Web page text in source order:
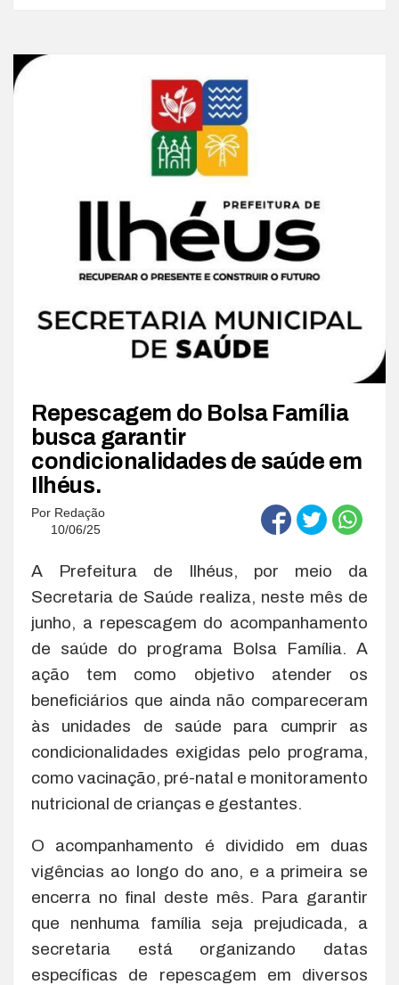
Repescagem do Bolsa Família
busca garantir
condicionalidades de saúde em
Ilhéus.
Por Redação
10/06/25
A Prefeitura de Ilhéus, por meio da
Secretaria de Saúde realiza, neste mês de
junho, a repescagem do acompanhamento
de saúde do programa Bolsa Família. A
ação tem como objetivo atender os
beneficiários que ainda não compareceram
às unidades de saúde para cumprir as
condicionalidades exigidas pelo programa,
como vacinação, pré-natal e monitoramento
nutricional de crianças e gestantes.
O acompanhamento é dividido em duas
vigências ao longo do ano, e a primeira se
encerra no final deste mês. Para garantir
que nenhuma família seja prejudicada, a
secretaria está organizando datas
específicas de repescagem em diversos